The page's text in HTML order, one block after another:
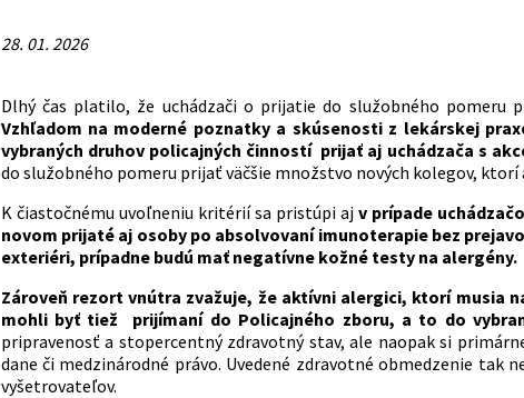
28. 01. 2026
Dlhý čas platilo, že uchádzači o prijatie do služobného pomeru
Vzhľadom na moderné poznatky a skúsenosti z lekárskej
vybraných druhov policajných činností prijať aj uchádzača s
do služobného pomeru prijať väčšie množstvo nových kolegov, ktorí
K čiastočnému uvoľneniu kritérií sa pristúpi aj v prípade
novom prijaté aj osoby po absolvovaní imunoterapie bez
exteriéri, prípadne budú mať negatívne kožné testy na alergény.
Zároveň rezort vnútra zvažuje, že aktívni alergici, ktorí musia
mohli byť tiež prijímaní do Policajného zboru, a to do
pripravenosť a stopercentný zdravotný stav, ale naopak si
dane či medzinárodné právo. Uvedené zdravotné obmedzenie
vyšetrovateľov.